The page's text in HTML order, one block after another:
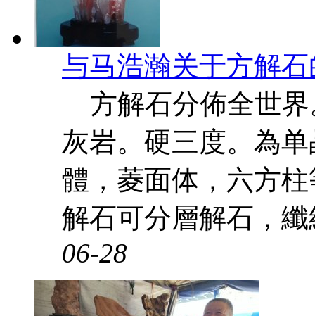
与马浩瀚关于方解
方解石分佈全世界
灰岩。硬三度。為
體，菱面体，六方
解石可分層解石，
06-28